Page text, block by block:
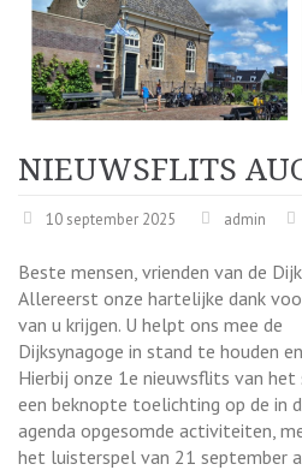
NIEUWSFLITS
10 september 2025 admin
Beste mensen, vrienden van de
Allereerst onze hartelijke dank
van u krijgen. U helpt ons mee de
Dijksynagoge in stand te houden
Hierbij onze 1e nieuwsflits van
een beknopte toelichting op de in
agenda opgesomde activiteiten,
het luisterspel van 21 september